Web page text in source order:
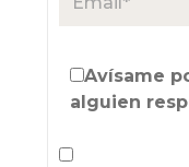
Avísame
alguien